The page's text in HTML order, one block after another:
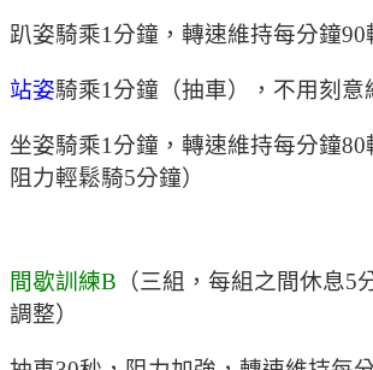
趴姿騎乘1分鐘，轉速維持每分鐘
站姿騎乘1分鐘（抽車），不用刻
坐姿騎乘1分鐘，轉速維持每分鐘
阻力輕鬆騎5分鐘）
間歇訓練B （三組，每組之間休息5
調整）